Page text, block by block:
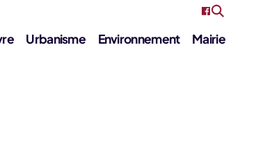
Urbanisme Environnement Mairie